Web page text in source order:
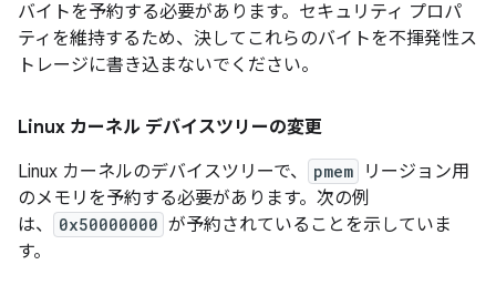
バイトを予約する必要があります。セキュリティ プロパ
ティを維持するため、決してこれらのバイトを不揮発性ス
トレージに書き込まないでください。
Linux カーネル デバイスツリーの変更
Linux カーネルのデバイスツリーで、
pmem
リージョン用
のメモリを予約する必要があります。次の例
は、
0x50000000 が予約されていることを示していま
す。